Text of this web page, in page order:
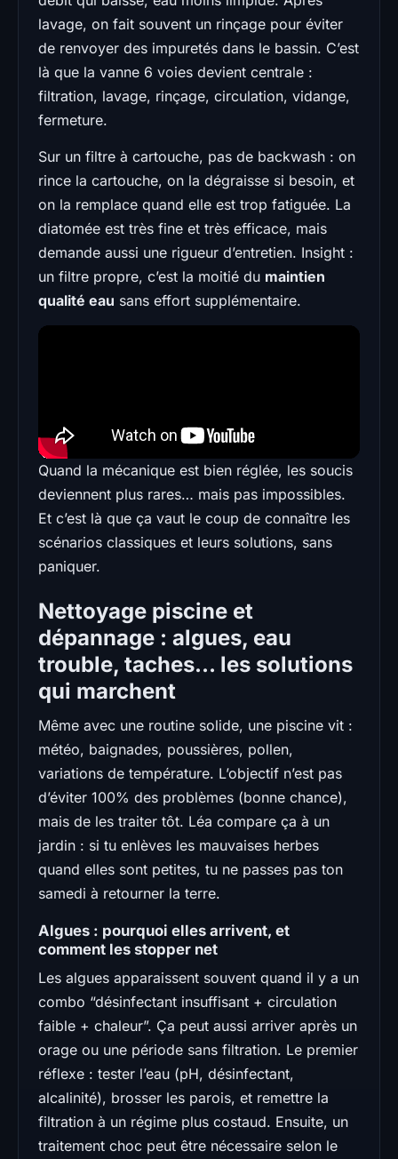
lavage, on fait souvent un rinçage pour éviter
de renvoyer des impuretés dans le bassin. C’est
là que la vanne 6 voies devient centrale :
filtration, lavage, rinçage, circulation, vidange,
fermeture.
Sur un filtre à cartouche, pas de backwash : on
rince la cartouche, on la dégraisse si besoin, et
on la remplace quand elle est trop fatiguée. La
diatomée est très fine et très efficace, mais
demande aussi une rigueur d’entretien. Insight :
un filtre propre, c’est la moitié du maintien
qualité eau sans effort supplémentaire.
Quand la mécanique est bien réglée, les soucis
deviennent plus rares… mais pas impossibles.
Et c’est là que ça vaut le coup de connaître les
scénarios classiques et leurs solutions, sans
paniquer.
Nettoyage piscine et
dépannage : algues, eau
trouble, taches… les solutions
qui marchent
Même avec une routine solide, une piscine vit :
météo, baignades, poussières, pollen,
variations de température. L’objectif n’est pas
d’éviter 100% des problèmes (bonne chance),
mais de les traiter tôt. Léa compare ça à un
jardin : si tu enlèves les mauvaises herbes
quand elles sont petites, tu ne passes pas ton
samedi à retourner la terre.
Algues : pourquoi elles arrivent, et
comment les stopper net
Les algues apparaissent souvent quand il y a un
combo “désinfectant insuffisant + circulation
faible + chaleur”. Ça peut aussi arriver après un
orage ou une période sans filtration. Le premier
réflexe : tester l’eau (pH, désinfectant,
alcalinité), brosser les parois, et remettre la
filtration à un régime plus costaud. Ensuite, un
traitement choc peut être nécessaire selon le